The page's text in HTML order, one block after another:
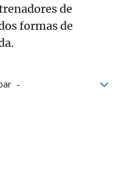
de
formas de